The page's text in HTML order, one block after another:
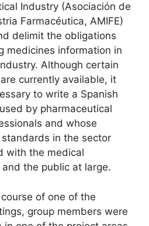
Industry (Asociación de
Farmacéutica, AMIFE)
delimit the obligations
medicines information in
Although certain
currently available, it
to write a Spanish
by pharmaceutical
and whose
in the sector
with the medical
the public at large.
of one of the
group members were